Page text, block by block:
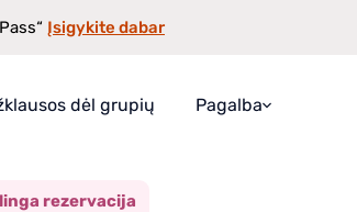
Įsigykite dabar
dėl grupių Pagalba
rezervacija